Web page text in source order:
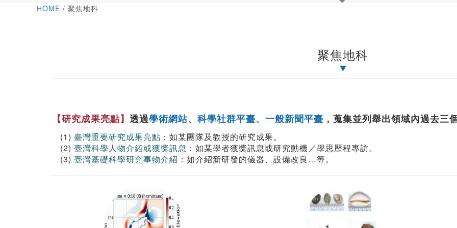
HOME / 聚焦地科
聚焦地科
【研究成果亮點】 透過學術網站、科學社群平臺、一般新聞平臺 ，蒐集並列舉出領域內過去三
(1) 臺灣重要研究成果亮點 ：如某團隊及教授的研究成果。
(2) 臺灣科學人物介紹或獲獎訊息 ：如某學者獲獎訊息或研究動機／學思歷程專訪。
(3) 臺灣基礎科學研究事物介紹 ：如介紹新研發的儀器、設備改良…等。